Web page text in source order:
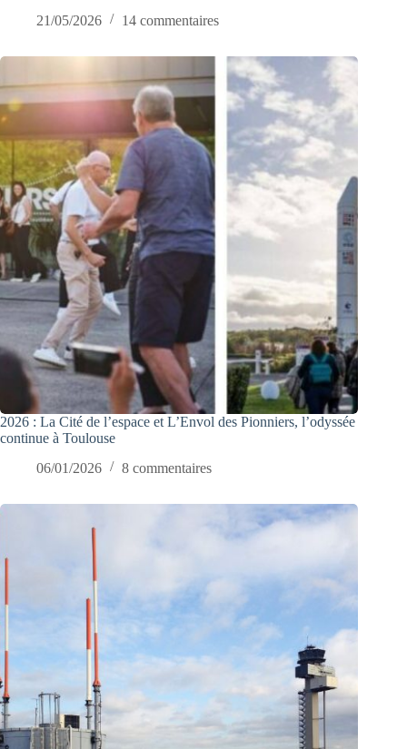
21/05/2026
14 commentaires
2026 : La Cité de l’espace et L’Envol des Pionniers, l’odyssée
continue à Toulouse
06/01/2026
8 commentaires